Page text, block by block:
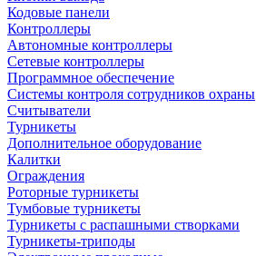
Кодовые панели
Контроллеры
Автономные контроллеры
Сетевые контроллеры
Программное обеспечение
Системы контроля сотрудников охраны
Считыватели
Турникеты
Дополнительное оборудование
Калитки
Ограждения
Роторные турникеты
Тумбовые турникеты
Турникеты с распашными створками
Турникеты-триподы